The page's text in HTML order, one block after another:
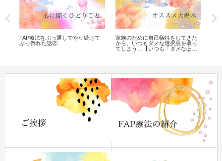
FAP療法をぶっ通しでやり続けて
ぶっ倒れた話②
家族のために自己犠牲をしてきた
から、いつもダメな選択肢を取っ
てしまう…【いつも「ダメなほう